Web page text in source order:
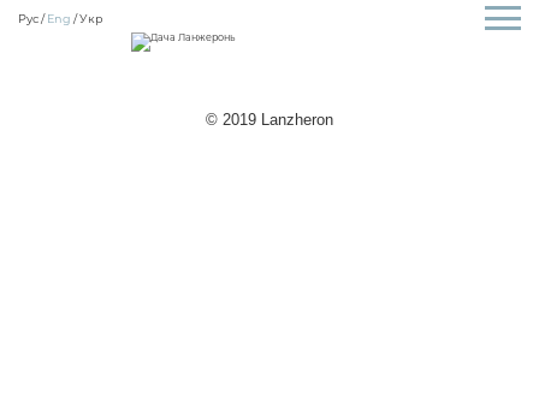
Рус Eng Укр
© 2019 Lanzheron